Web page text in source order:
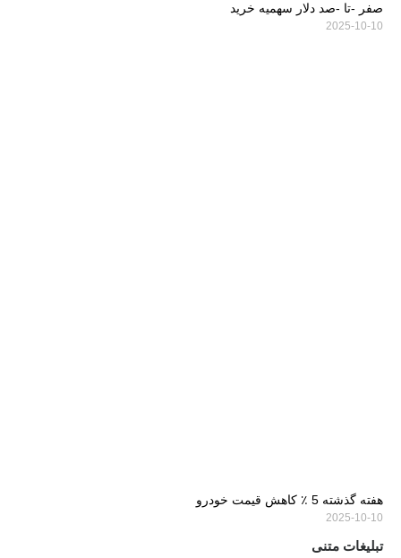
صفر -تا -صد دلار سهمیه خرید
2025-10-10
هفته گذشته 5 ٪ کاهش قیمت خودرو
2025-10-10
تبلیغات متنی